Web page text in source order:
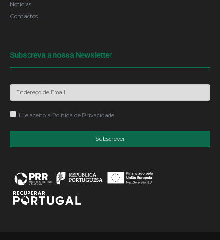
Notícias
Contactos
Subscreva a nossa Newsletter
Li e aceito a Política de Privacidade